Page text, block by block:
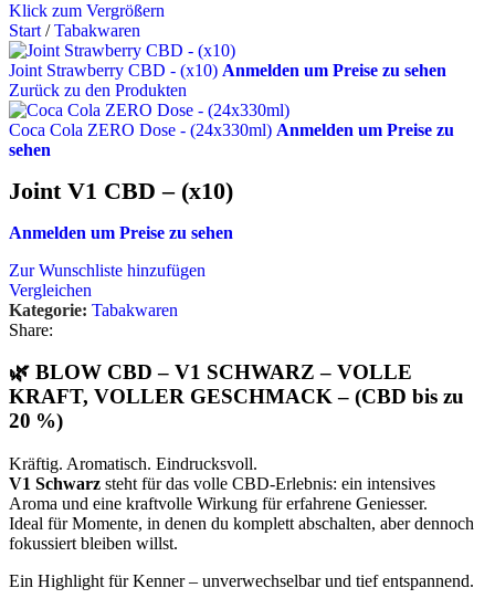
Klick zum Vergrößern
Start / Tabakwaren
Joint Strawberry CBD - (x10) Anmelden um Preise zu sehen
Zurück zu den Produkten
Coca Cola ZERO Dose - (24x330ml) Anmelden um Preise zu
sehen
Joint V1 CBD – (x10)
Anmelden um Preise zu sehen
Zur Wunschliste hinzufügen
Vergleichen
Kategorie: Tabakwaren
Share:
🌿 BLOW CBD – V1 SCHWARZ – VOLLE
KRAFT, VOLLER GESCHMACK – (CBD bis zu
20 %)
Kräftig. Aromatisch. Eindrucksvoll.
V1 Schwarz steht für das volle CBD-Erlebnis: ein intensives
Aroma und eine kraftvolle Wirkung für erfahrene Geniesser.
Ideal für Momente, in denen du komplett abschalten, aber dennoch
fokussiert bleiben willst.
Ein Highlight für Kenner – unverwechselbar und tief entspannend.